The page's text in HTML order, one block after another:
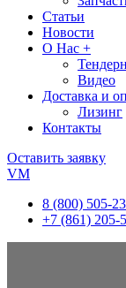
Статьи
Новости
О Нас +
Видео
Доставка и
Лизинг
Контакты
Оставить заявку
VM
8 (800) 505-
+7 (861) 205-